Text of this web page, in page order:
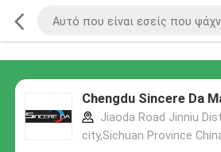
Chengdu Sincere Da
Jiaoda Road Jinniu
city,Sichuan Province